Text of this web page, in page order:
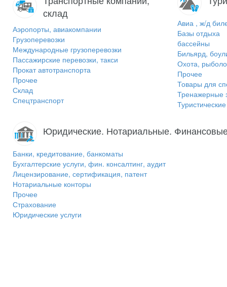
склад
Аэропорты, авиакомпании
Грузоперевозки
Международные грузоперевозки
Пассажирские перевозки, такси
Прокат автотранспорта
Прочее
Склад
Спецтранспорт
Авиа , ж/д
Базы отдыха
бассейны
Бильярд,
Охота,
Прочее
Товары для
Тренажерные
Юридические. Нотариальные.
Банки, кредитование, банкоматы
Бухгалтерские услуги, фин. консалтинг, аудит
Лицензирование, сертификация, патент
Нотариальные конторы
Прочее
Страхование
Юридические услуги